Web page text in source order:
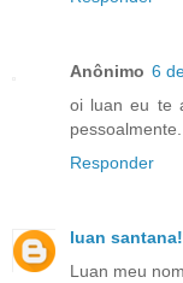
Anônimo 6
oi luan eu te
Responder
luan
Luan meu